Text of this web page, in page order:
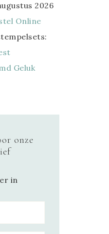
2026
Online
Geluk
onze
in